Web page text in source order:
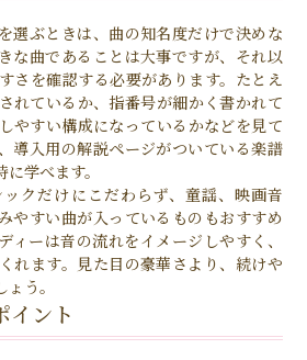
選ぶときは、曲の知名度だけで決めな
な曲であることは大事ですが、それ以
さを確認する必要があります。たとえ
れているか、指番号が細かく書かれて
やすい構成になっているかなどを見て
導入用の解説ページがついている楽譜
学べます。
クだけにこだわらず、童謡、映画音
やすい曲が入っているものもおすすめ
ィーは音の流れをイメージしやすく、
れます。見た目の豪華さより、続けや
う。
イント